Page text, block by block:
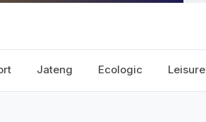
Jateng Ecologic Leisure